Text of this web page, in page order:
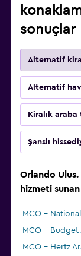
sonuçlar
Alternatif
Alternatif
Kiralık
Şanslı
Orlando Ulus.
hizmeti
MCO -
MCO - Budget
MCO - Hertz